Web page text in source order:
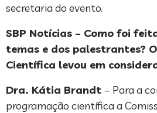
secretaria do evento.
SBP Notícias – Como foi
temas e dos palestrantes?
Científica levou em
Dra. Kátia Brandt – Para a
programação científica a